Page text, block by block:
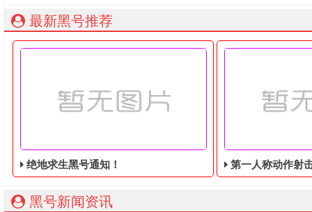
最新黑号推荐
绝地求生黑号通知！ 第一人称动作射击游戏《绝地
黑号新闻资讯